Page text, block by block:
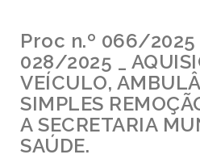
Proc n.º 066/2025
028/2025 _
VEÍCULO,
SIMPLES
A SECRETARIA
SAÚDE.